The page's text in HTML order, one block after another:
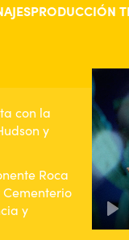
PRODUCCIÓN
con la
y
Roca
y